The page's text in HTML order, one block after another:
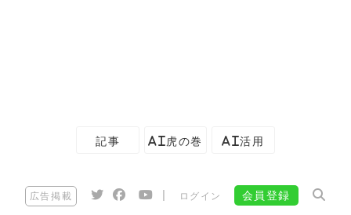
記事 AI虎の巻 AI活用
広告掲載 ログイン 会員登録